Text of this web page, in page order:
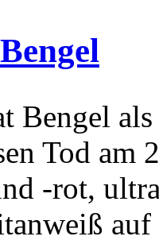
Bengel
Tod am
-rot,